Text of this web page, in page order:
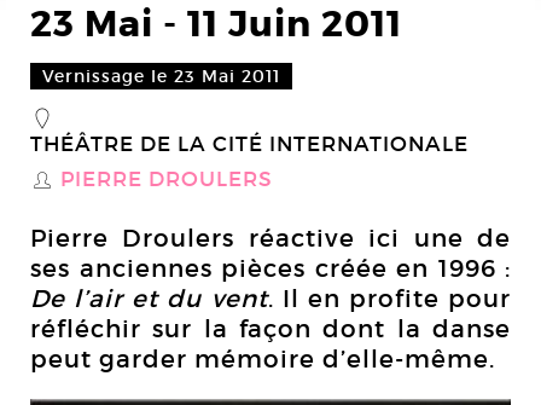
23 Mai - 11 Juin 2011
Vernissage le 23 Mai 2011
_
THÉÂTRE DE LA CITÉ INTERNATIONALE
S PIERRE DROULERS
Pierre Droulers réactive ici une de
ses anciennes pièces créée en 1996 :
De l’air et du vent. Il en profite pour
réfléchir sur la façon dont la danse
peut garder mémoire d’elle-même.